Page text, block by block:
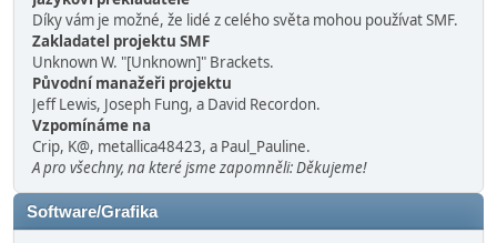
Díky vám je možné, že lidé z celého světa mohou používat SMF.
Zakladatel projektu SMF
Unknown W. "[Unknown]" Brackets.
Původní manažeři projektu
Jeff Lewis, Joseph Fung, a David Recordon.
Vzpomínáme na
Crip, K@, metallica48423, a Paul_Pauline.
A pro všechny, na které jsme zapomněli: Děkujeme!
Software/Grafika